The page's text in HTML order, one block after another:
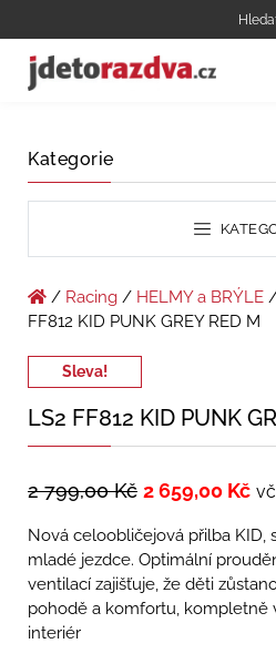
Kategorie
/ Racing / HELMY a BRÝLE
FF812 KID PUNK GREY RED M
Sleva!
LS2 FF812 KID PUNK
2 799,00Kč 2 659,00 Kč
Nová celoobličejová přilba KID,
mladé jezdce. Optimální
ventilací zajišťuje, že děti
pohodě a komfortu, kompletně
interiér